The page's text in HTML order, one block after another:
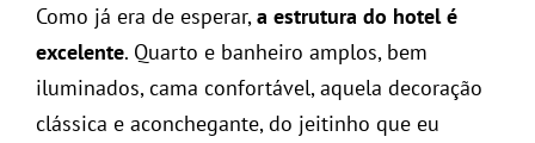
Como já era de esperar,a estrutura do hotel é
excelente. Quarto e banheiro amplos, bem
iluminados, cama confortável, aquela decoração
clássica e aconchegante, do jeitinho que eu